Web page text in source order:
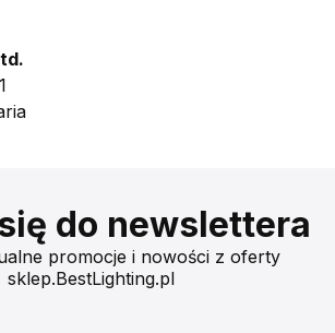
do newslettera
promocje i nowości z oferty
sklep.BestLighting.pl